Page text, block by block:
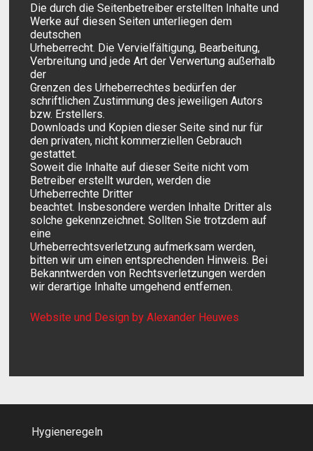
Die durch die Seitenbetreiber erstellten Inhalte und
Werke auf diesen Seiten unterliegen dem
deutschen
Urheberrecht. Die Vervielfältigung, Bearbeitung,
Verbreitung und jede Art der Verwertung außerhalb
der
Grenzen des Urheberrechtes bedürfen der
schriftlichen Zustimmung des jeweiligen Autors
bzw. Erstellers.
Downloads und Kopien dieser Seite sind nur für
den privaten, nicht kommerziellen Gebrauch
gestattet.
Soweit die Inhalte auf dieser Seite nicht vom
Betreiber erstellt wurden, werden die
Urheberrechte Dritter
beachtet. Insbesondere werden Inhalte Dritter als
solche gekennzeichnet. Sollten Sie trotzdem auf
eine
Urheberrechtsverletzung aufmerksam werden,
bitten wir um einen entsprechenden Hinweis. Bei
Bekanntwerden von Rechtsverletzungen werden
wir derartige Inhalte umgehend entfernen.
Website und Design by Alexander Heuwes
Hygieneregeln